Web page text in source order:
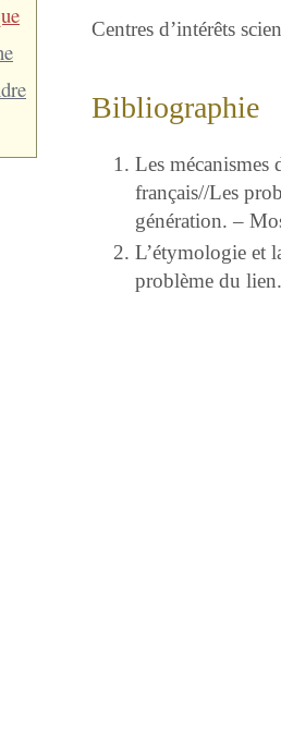
Centres d’intérêts
Bibliographie
Les
français//Les
génération. –
L’étymologie et
problème du